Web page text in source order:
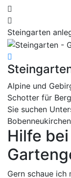
Steingarten
Alpine und
Schotter für
Sie suchen
Hilfe
Gern schaue ich